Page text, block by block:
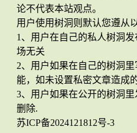
论不代表本站观点。
用户使用树洞则默认您遵从
1、用户在自己的私人树洞
场无关
2、用户如果在自己的树洞
能，如未设置私密文章造成
3、用户如果在公开的树洞
删除.
苏ICP备2024121812号-3